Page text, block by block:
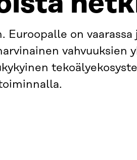
on vaarassa
vahvuuksien